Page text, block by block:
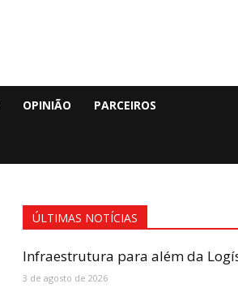
OPINIÃO PARCEIROS
ÚLTIMAS NOTÍCIAS
Infraestrutura para além da
3 de agosto de 2026